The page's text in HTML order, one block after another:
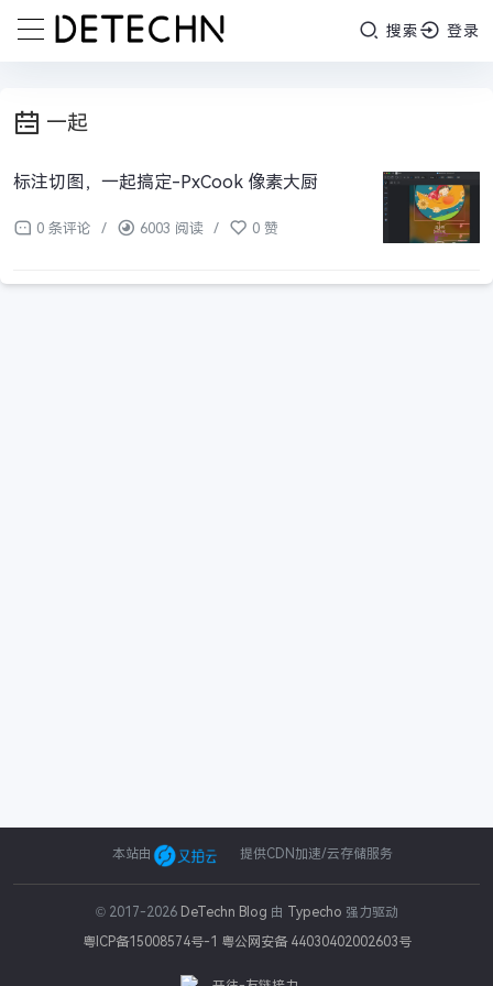
搜索 登录
一起
标注切图，一起搞定-PxCook 像素大厨
0 条评论 / 6003 阅读 / 0 赞
本站由 提供CDN加速/云存储服务
© 2017-2026 DeTechn Blog 由 Typecho 强力驱动
粤ICP备15008574号-1 粤公网安备 44030402002603号